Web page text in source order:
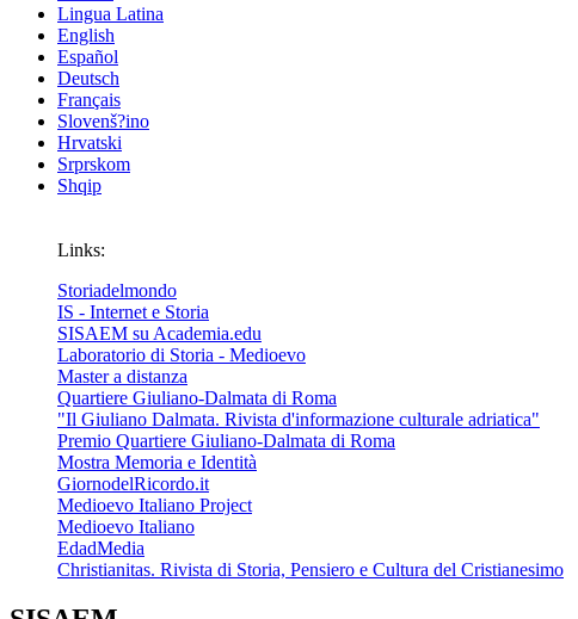
Lingua Latina
English
Español
Deutsch
Français
Slovenš?ino
Hrvatski
Srprskom
Shqip
Links:
Storiadelmondo
IS - Internet e Storia
SISAEM su Academia.edu
Laboratorio di Storia - Medioevo
Master a distanza
Quartiere Giuliano-Dalmata di Roma
"Il Giuliano Dalmata. Rivista d'informazione culturale adriatica"
Premio Quartiere Giuliano-Dalmata di Roma
Mostra Memoria e Identità
GiornodelRicordo.it
Medioevo Italiano Project
Medioevo Italiano
EdadMedia
Christianitas. Rivista di Storia, Pensiero e Cultura del Cristianesimo